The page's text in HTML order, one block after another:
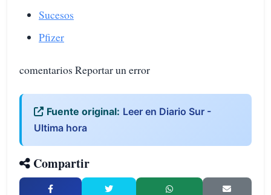
Sucesos
Pfizer
comentarios Reportar un error
Fuente original: Leer en Diario Sur -
Ultima hora
Compartir